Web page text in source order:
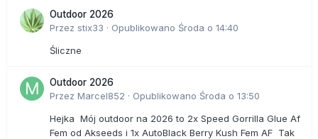
Outdoor 2026
Przez stix33 · Opublikowano Środa o 14:40
Śliczne
Outdoor 2026
Przez Marcel852 · Opublikowano Środa o 13:50
Hejka Mój outdoor na 2026 to 2x Speed Gorrilla Glue Af
Fem od Akseeds i 1x AutoBlack Berry Kush Fem AF Tak